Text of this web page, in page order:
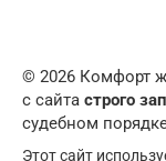
© 2026 Комфорт
с сайта строго
судебном
Этот сайт